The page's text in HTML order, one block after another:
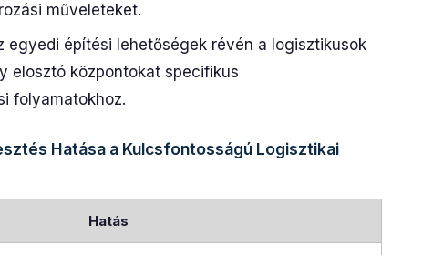
műveleteket.
egyedi építési lehetőségek révén a logisztikusok
elosztó központokat specifikus
folyamatokhoz.
Hatása a Kulcsfontosságú Logisztikai
Hatás